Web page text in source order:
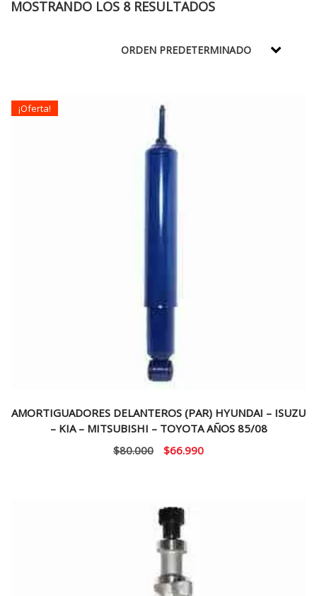
MOSTRANDO LOS 8 RESULTADOS
¡Oferta!
AMORTIGUADORES DELANTEROS (PAR) HYUNDAI – ISUZU
– KIA – MITSUBISHI – TOYOTA AÑOS 85/08
$80.000
El
$80.000.
$66.990El